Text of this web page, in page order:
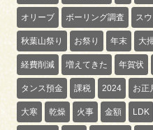
オリーブ ボーリング調査 ス
秋葉山祭り お祭り 年末 大
経費削減 増えてきた 年賀状
タンス預金 課税 2024 お正
大寒 乾燥 火事 金額 LDK